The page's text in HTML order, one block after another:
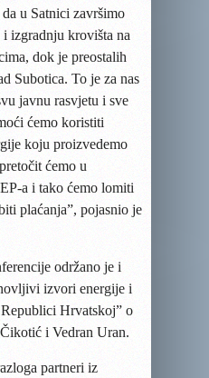
u Satnici završimo
izgradnju krovišta na
dok je preostalih
Subotica. To je za nas
javnu rasvjetu i sve
ćemo koristiti
koju proizvedemo
ćemo u
a i tako ćemo lomiti
plaćanja”, pojasnio je
održano je i
izvori energije i
Hrvatskoj” o
i Vedran Uran.
partneri iz